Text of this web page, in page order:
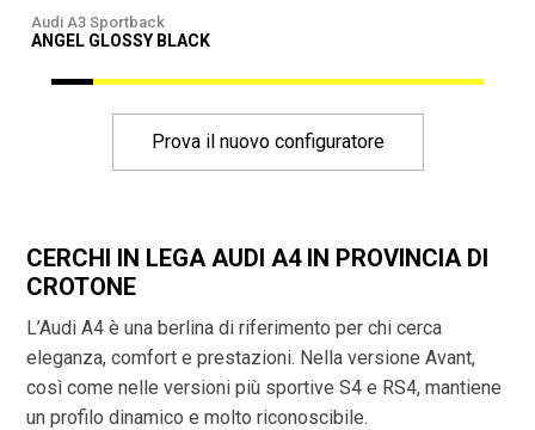
Audi A3 Sportback
ANGEL GLOSSY BLACK
Prova il nuovo configuratore
CERCHI IN LEGA AUDI A4 IN PROVINCIA DI
CROTONE
L’Audi A4 è una berlina di riferimento per chi cerca
eleganza, comfort e prestazioni. Nella versione Avant,
così come nelle versioni più sportive S4 e RS4, mantiene
un profilo dinamico e molto riconoscibile.